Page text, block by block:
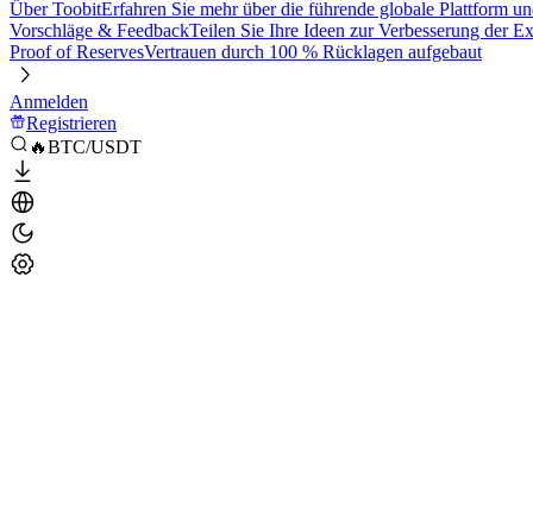
Über ToobitErfahren Sie mehr über die führende globale Plattform
Vorschläge & FeedbackTeilen Sie Ihre Ideen zur Verbesserung der
Proof of ReservesVertrauen durch 100 % Rücklagen aufgebaut
Anmelden
Registrieren
🔥BTC/USDT